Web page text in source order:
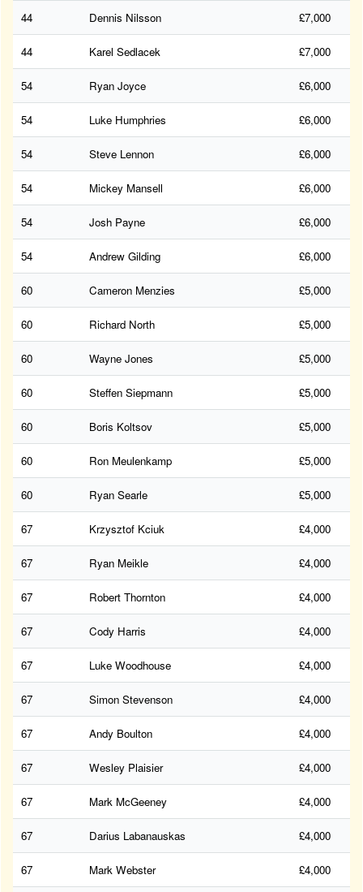
44 Dennis Nilsson £7,000
44 Karel Sedlacek £7,000
54 Ryan Joyce £6,000
54 Luke Humphries £6,000
54 Steve Lennon £6,000
54 Mickey Mansell £6,000
54 Josh Payne £6,000
54 Andrew Gilding £6,000
60 Cameron Menzies £5,000
60 Richard North £5,000
60 Wayne Jones £5,000
60 Steffen Siepmann £5,000
60 Boris Koltsov £5,000
60 Ron Meulenkamp £5,000
60 Ryan Searle £5,000
67 Krzysztof Kciuk £4,000
67 Ryan Meikle £4,000
67 Robert Thornton £4,000
67 Cody Harris £4,000
67 Luke Woodhouse £4,000
67 Simon Stevenson £4,000
67 Andy Boulton £4,000
67 Wesley Plaisier £4,000
67 Mark McGeeney £4,000
67 Darius Labanauskas £4,000
67 Mark Webster £4,000